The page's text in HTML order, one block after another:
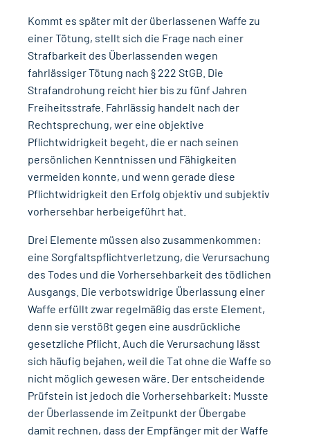
Kommt es später mit der überlassenen Waffe zu
einer Tötung, stellt sich die Frage nach einer
Strafbarkeit des Überlassenden wegen
fahrlässiger Tötung nach § 222 StGB . Die
Strafandrohung reicht hier bis zu fünf Jahren
Freiheitsstrafe. Fahrlässig handelt nach der
Rechtsprechung, wer eine objektive
Pflichtwidrigkeit begeht, die er nach seinen
persönlichen Kenntnissen und Fähigkeiten
vermeiden konnte, und wenn gerade diese
Pflichtwidrigkeit den Erfolg objektiv und subjektiv
vorhersehbar herbeigeführt hat.
Drei Elemente müssen also zusammenkommen:
eine Sorgfaltspflichtverletzung, die Verursachung
des Todes und die Vorhersehbarkeit des tödlichen
Ausgangs . Die verbotswidrige Überlassung einer
Waffe erfüllt zwar regelmäßig das erste Element,
denn sie verstößt gegen eine ausdrückliche
gesetzliche Pflicht. Auch die Verursachung lässt
sich häufig bejahen, weil die Tat ohne die Waffe so
nicht möglich gewesen wäre. Der entscheidende
Prüfstein ist jedoch die Vorhersehbarkeit: Musste
der Überlassende im Zeitpunkt der Übergabe
damit rechnen, dass der Empfänger mit der Waffe